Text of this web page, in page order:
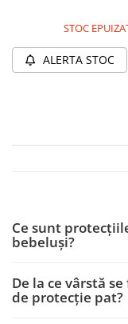
STOC
ALERTA STOC
Ce sunt
bebeluși?
De la ce vârstă
de protecție pat?